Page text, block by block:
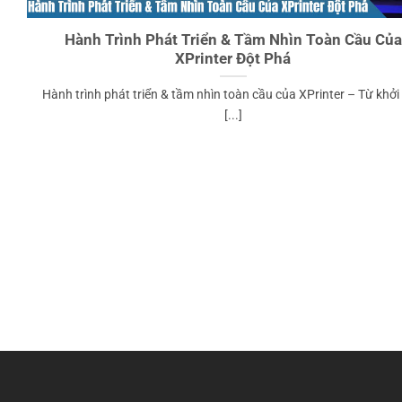
Hành Trình Phát Triển & Tầm Nhìn Toàn Cầu Của
XPrinter Đột Phá
Hành trình phát triển & tầm nhìn toàn cầu của XPrinter – Từ khởi
[...]